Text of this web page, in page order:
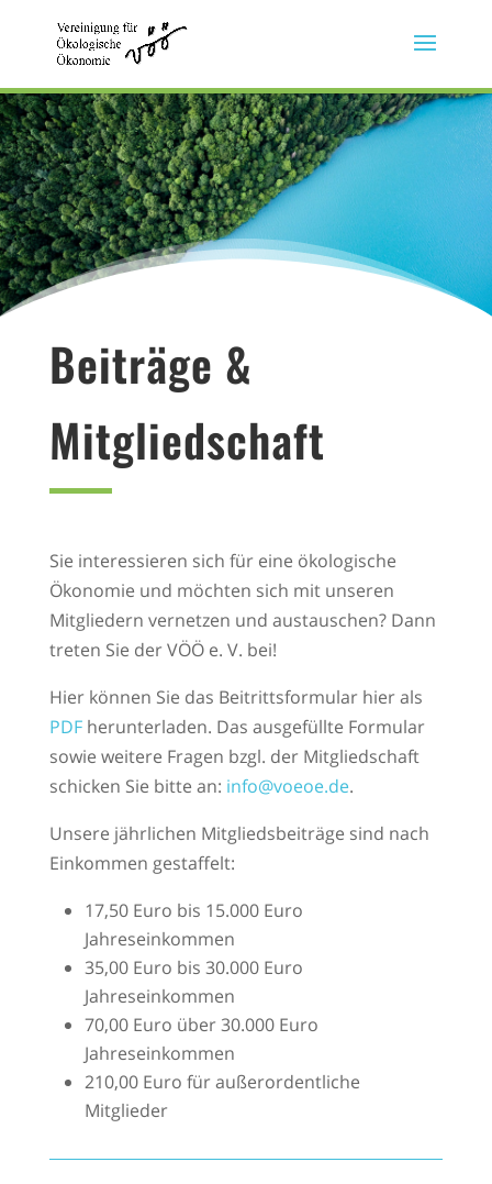
Beiträge &
Mitgliedschaft
Sie interessieren sich für eine ökologische
Ökonomie und möchten sich mit unseren
Mitgliedern vernetzen und austauschen? Dann
treten Sie der VÖÖ e. V. bei!
Hier können Sie das Beitrittsformular hier als
PDF herunterladen. Das ausgefüllte Formular
sowie weitere Fragen bzgl. der Mitgliedschaft
schicken Sie bitte an: info@voeoe.de.
Unsere jährlichen Mitgliedsbeiträge sind nach
Einkommen gestaffelt:
17,50 Euro bis 15.000 Euro
Jahreseinkommen
35,00 Euro bis 30.000 Euro
Jahreseinkommen
70,00 Euro über 30.000 Euro
Jahreseinkommen
210,00 Euro für außerordentliche
Mitglieder